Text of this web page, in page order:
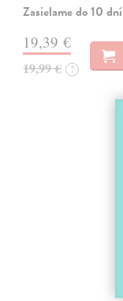
Zasielame do 10 dní
19,39 €
19,99 € ?